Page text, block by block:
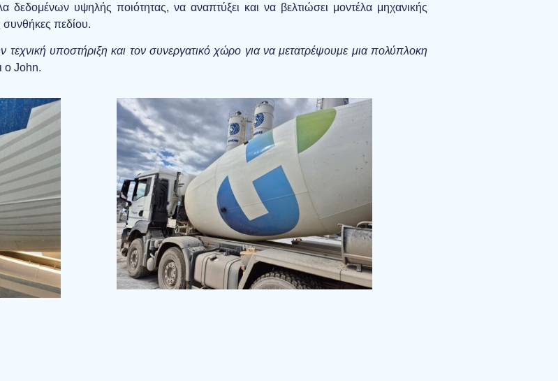
υψηλής ποιότητας, να αναπτύξει και να βελτιώσει μοντέλα μηχανικής
συνθήκες πεδίου.
υποστήριξη και τον συνεργατικό χώρο για να μετατρέψουμε μια πολύπλοκη
ο John.